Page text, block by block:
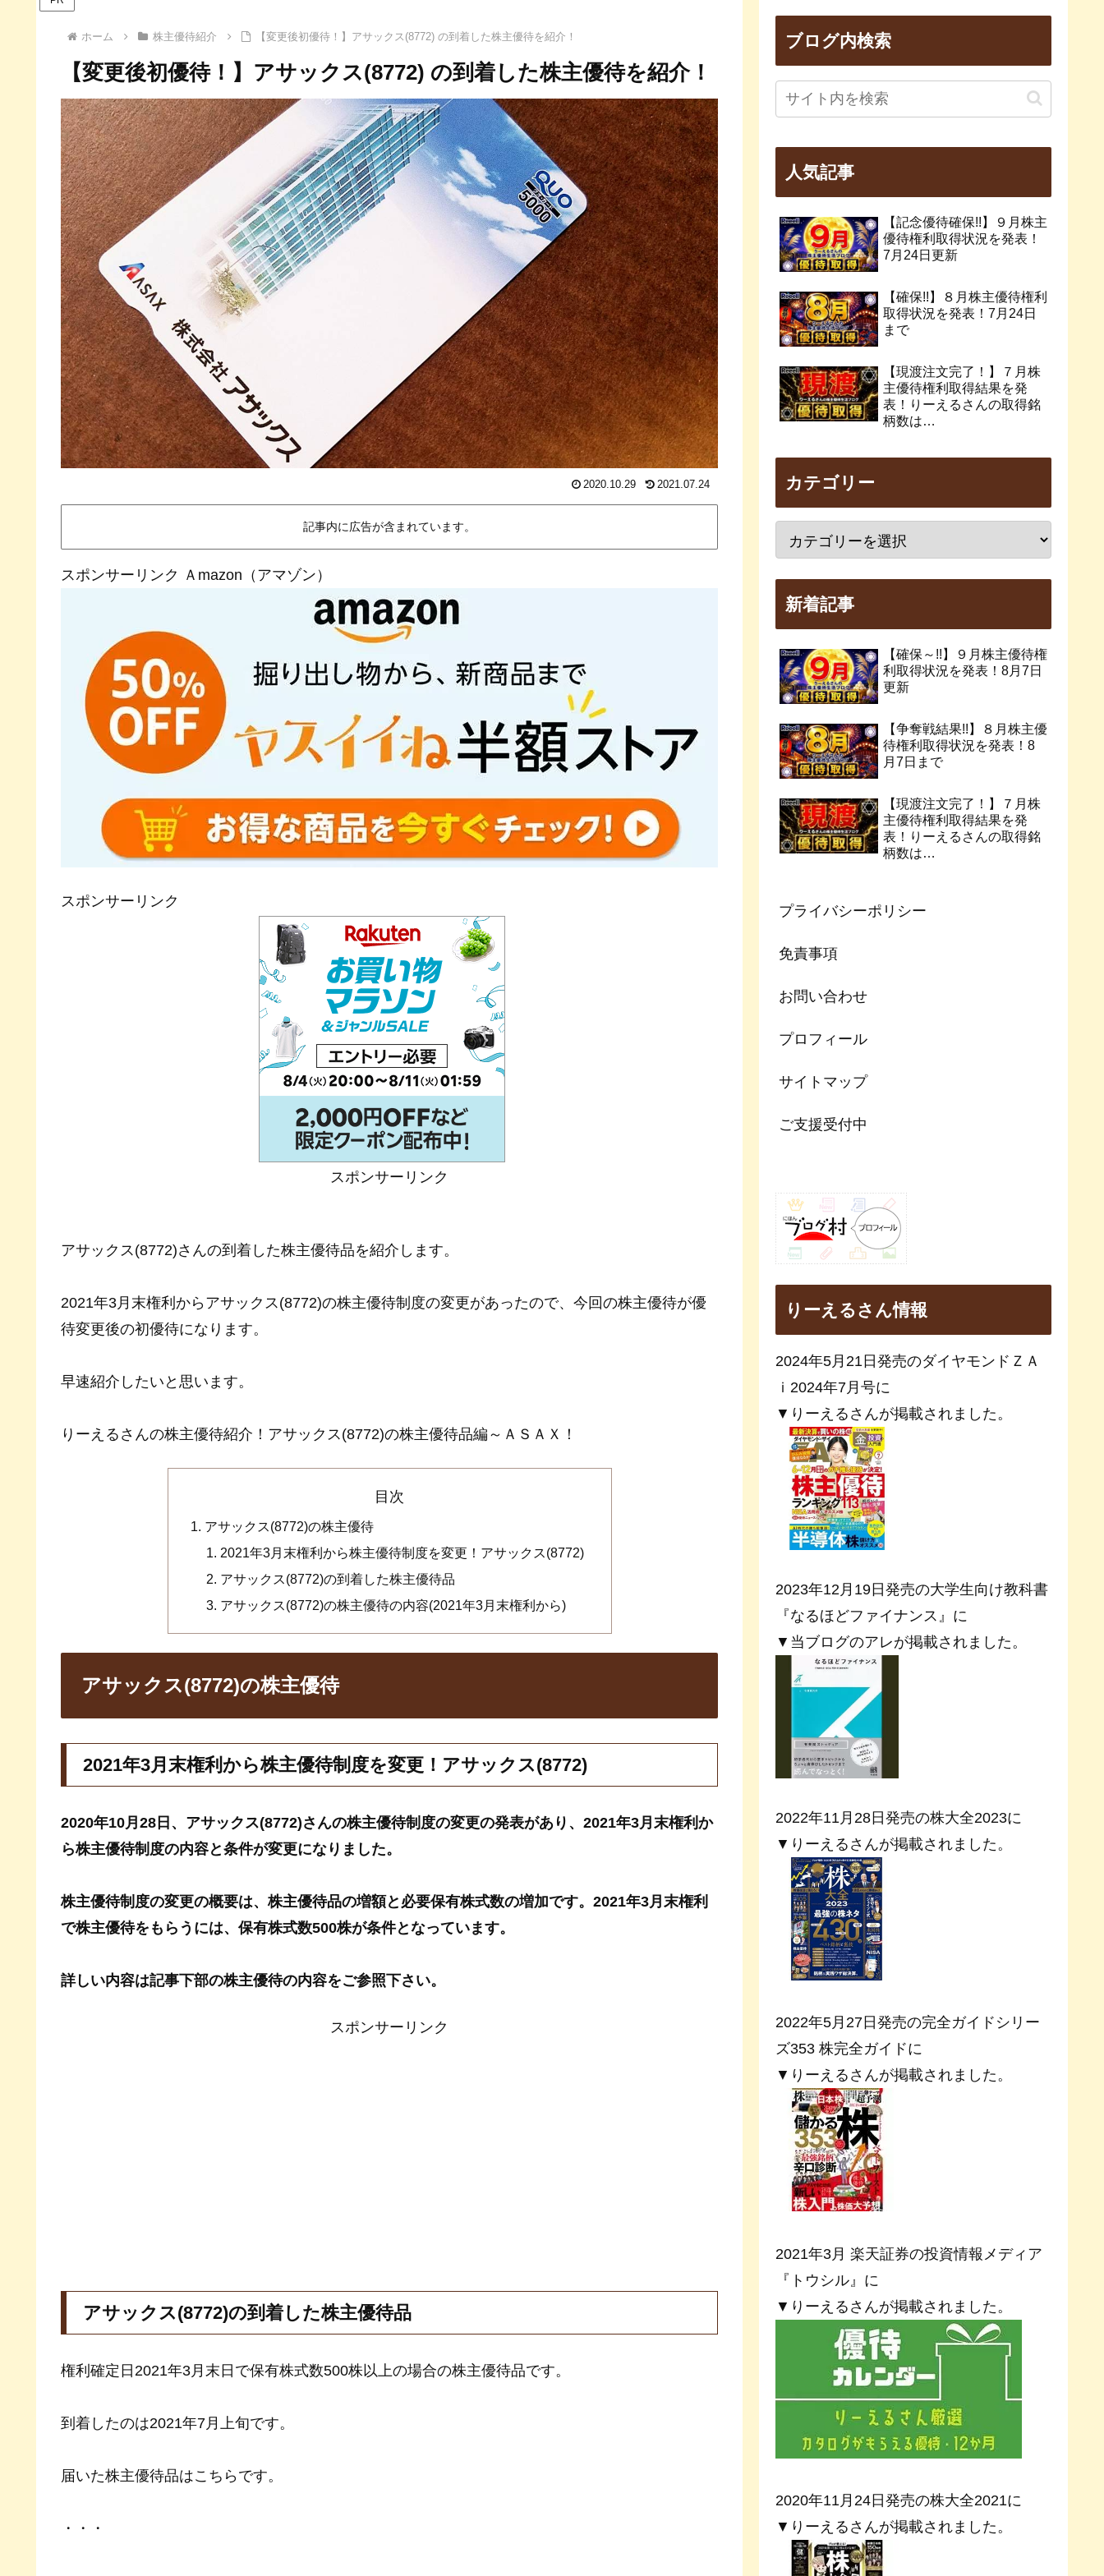
ホーム 株主優待紹介 【変更後初優待！】アサックス(8772) の到着した株主優待を紹介！
【変更後初優待！】アサックス(8772) の到着した株主優待を紹介！
2020.10.29 2021.07.24
記事内に広告が含まれています。
スポンサーリンク Ａmazon（アマゾン）
スポンサーリンク
スポンサーリンク
アサックス(8772)さんの到着した株主優待品を紹介します。
2021年3月末権利からアサックス(8772)の株主優待制度の変更があったので、今回の株主優待が優
待変更後の初優待になります。
早速紹介したいと思います。
りーえるさんの株主優待紹介！アサックス(8772)の株主優待品編～ＡＳＡＸ！
目次
アサックス(8772)の株主優待
2021年3月末権利から株主優待制度を変更！アサックス(8772)
アサックス(8772)の到着した株主優待品
アサックス(8772)の株主優待の内容(2021年3月末権利から)
アサックス(8772)の株主優待
2021年3月末権利から株主優待制度を変更！アサックス(8772)
2020年10月28日、アサックス(8772)さんの株主優待制度の変更の発表があり、2021年3月末権利か
ら株主優待制度の内容と条件が変更になりました。
株主優待制度の変更の概要は、株主優待品の増額と必要保有株式数の増加です。2021年3月末権利
で株主優待をもらうには、保有株式数500株が条件となっています。
詳しい内容は記事下部の株主優待の内容をご参照下さい。
スポンサーリンク
アサックス(8772)の到着した株主優待品
権利確定日2021年3月末日で保有株式数500株以上の場合の株主優待品です。
到着したのは2021年7月上旬です。
届いた株主優待品はこちらです。
・・・
ブログ内検索
人気記事
【記念優待確保!!】９月株主
優待権利取得状況を発表！
7月24日更新
【確保!!】８月株主優待権利
取得状況を発表！7月24日
まで
【現渡注文完了！】７月株
主優待権利取得結果を発
表！りーえるさんの取得銘
柄数は…
カテゴリー
新着記事
【確保～!!】９月株主優待権
利取得状況を発表！8月7日
更新
【争奪戦結果!!】８月株主優
待権利取得状況を発表！8
月7日まで
【現渡注文完了！】７月株
主優待権利取得結果を発
表！りーえるさんの取得銘
柄数は…
プライバシーポリシー
免責事項
お問い合わせ
プロフィール
サイトマップ
ご支援受付中
りーえるさん情報
2024年5月21日発売のダイヤモンドＺＡ
ｉ2024年7月号に
▼りーえるさんが掲載されました。
2023年12月19日発売の大学生向け教科書
『なるほどファイナンス』に
▼当ブログのアレが掲載されました。
2022年11月28日発売の株大全2023に
▼りーえるさんが掲載されました。
2022年5月27日発売の完全ガイドシリー
ズ353 株完全ガイドに
▼りーえるさんが掲載されました。
2021年3月 楽天証券の投資情報メディア
『トウシル』に
▼りーえるさんが掲載されました。
2020年11月24日発売の株大全2021に
▼りーえるさんが掲載されました。